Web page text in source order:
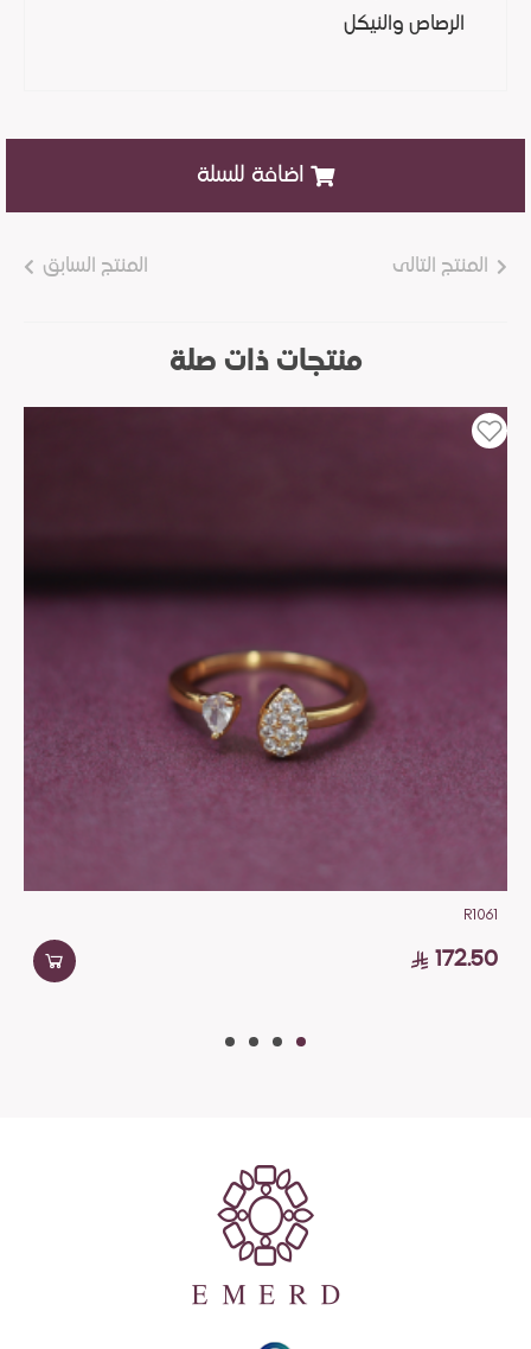
الرصاص والنيكل
اضافة للسلة
المنتج التالى المنتج السابق
منتجات ذات صلة
R1061
172.50